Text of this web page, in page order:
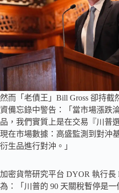
然而「老債王」Bill Gross 卻持截
資備忘錄中警告：「當市場漲跌
品，我們實質上是在交易『川普
現在市場數據：高盛監測到對沖
衍生品進行對沖。」
加密貨幣研究平台 DYOR 執行長
為：「川普的 90 天關稅暫停是